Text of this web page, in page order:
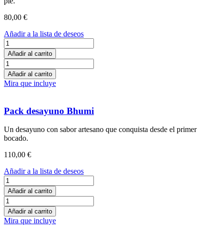
80,00 €
Añadir a la lista de deseos
Pack
desayuno
Sagara
cantidad
Añadir al carrito
Pack
desayuno
Sagara
cantidad
Añadir al carrito
Mira que incluye
Pack desayuno Bhumi
Un desayuno con sabor artesano que conquista desde el primer
bocado.
110,00 €
Añadir a la lista de deseos
Pack
desayuno
Bhumi
cantidad
Añadir al carrito
Pack
desayuno
Bhumi
cantidad
Añadir al carrito
Mira que incluye